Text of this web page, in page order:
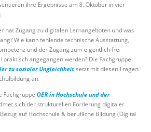
ihre Ergebnisse am 8. Oktober in vier
hat Zugang zu digitalen Lernangeboten und was
Wie kann fehlende technische Ausstattung,
und der Zugang zum eigentlich frei
angegangen werden? Die Fachgruppe
zu sozialer Ungleichheitsetzt mit diesen Fragen
an.
Fachgruppe OER in Hochschule und der
sich der strukturellen Förderung digitaler
auf Hochschule & berufliche Bildung (Digital